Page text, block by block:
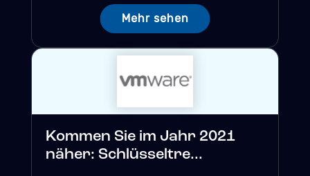
Mehr sehen
Kommen Sie im Jahr 2021
näher: Schlüsseltre...